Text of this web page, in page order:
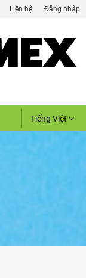
Đăng nhập
Liên hệ
Tiếng Việt